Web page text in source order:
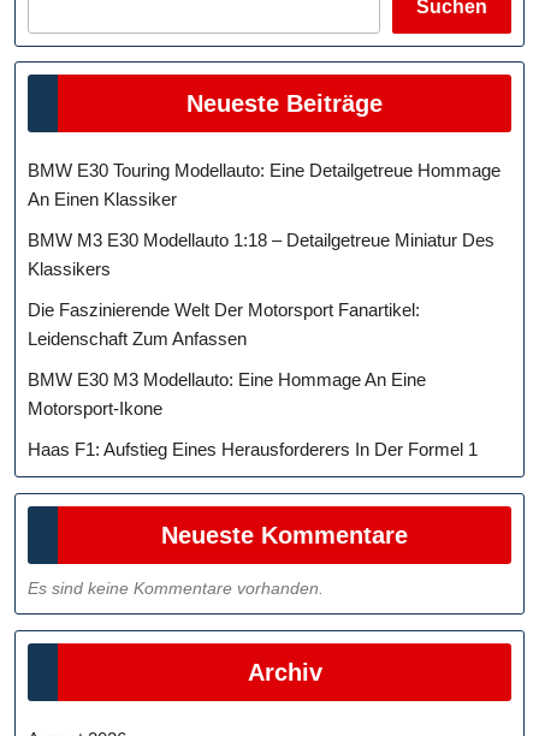
Suchen
Neueste Beiträge
BMW E30 Touring Modellauto: Eine Detailgetreue Hommage
An Einen Klassiker
BMW M3 E30 Modellauto 1:18 – Detailgetreue Miniatur Des
Klassikers
Die Faszinierende Welt Der Motorsport Fanartikel:
Leidenschaft Zum Anfassen
BMW E30 M3 Modellauto: Eine Hommage An Eine
Motorsport-Ikone
Haas F1: Aufstieg Eines Herausforderers In Der Formel 1
Neueste Kommentare
Es sind keine Kommentare vorhanden.
Archiv